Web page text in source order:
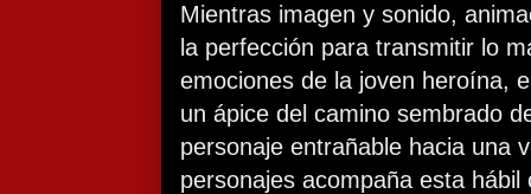
Mientras imagen y sonido,
la perfección para transmitir lo
emociones de la joven heroína,
un ápice del camino sembrado
personaje entrañable hacia una
personajes acompaña esta hábil